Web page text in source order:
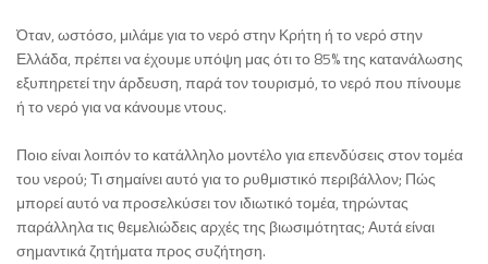
Όταν, ωστόσο, μιλάμε για το νερό στην Κρήτη ή το νερό στην
Ελλάδα, πρέπει να έχουμε υπόψη μας ότι το 85% της κατανάλωσης
εξυπηρετεί την άρδευση, παρά τον τουρισμό, το νερό που πίνουμε
ή το νερό για να κάνουμε ντους.
Ποιο είναι λοιπόν το κατάλληλο μοντέλο για επενδύσεις στον τομέα
του νερού; Τι σημαίνει αυτό για το ρυθμιστικό περιβάλλον; Πώς
μπορεί αυτό να προσελκύσει τον ιδιωτικό τομέα, τηρώντας
παράλληλα τις θεμελιώδεις αρχές της βιωσιμότητας; Αυτά είναι
σημαντικά ζητήματα προς συζήτηση.